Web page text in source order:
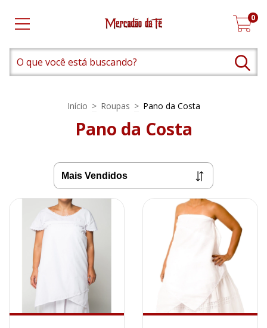
0
Início > Roupas > Pano da Costa
Pano da Costa